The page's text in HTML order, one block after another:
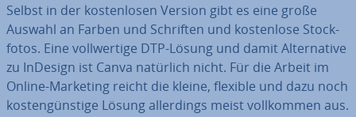
Selbst in der kos­ten­lo­sen Version gibt es eine große
Auswahl an Farben und Schriften und kos­ten­lo­se Stock­
fo­tos. Eine voll­wer­ti­ge DTP-Lösung und damit Al­ter­na­ti­ve
zu InDesign ist Canva natürlich nicht. Für die Arbeit im
Online-Marketing reicht die kleine, flexible und dazu noch
kos­ten­güns­ti­ge Lösung al­ler­dings meist voll­kom­men aus.